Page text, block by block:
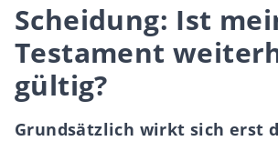
Scheidung: Ist
Testament
gültig?
Grundsätzlich wirkt sich erst